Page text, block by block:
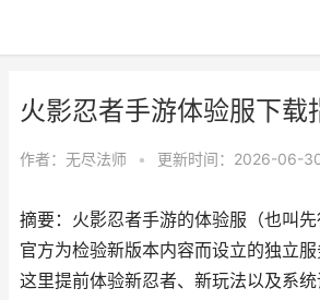
火影忍者手游体验服下载
作者： 无尽法师 • 更新时间：2026-06-
摘要：火影忍者手游的体验服（也叫
官方为检验新版本内容而设立的独立
这里提前体验新忍者、新玩法以及系